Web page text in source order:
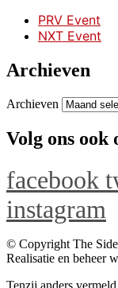
PRV Event
NXT Event
Archieven
Archieven
Volg ons ook
facebook
instagram
© Copyright The
Realisatie en beheer
Tenzij anders